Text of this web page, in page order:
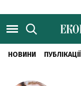
НОВИНИ ПУБЛІКАЦІЇ